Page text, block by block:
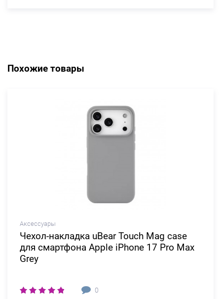
Похожие товары
Аксессуары
Чехол-накладка uBear Touch Mag case
для смартфона Apple iPhone 17 Pro Max
Grey
0